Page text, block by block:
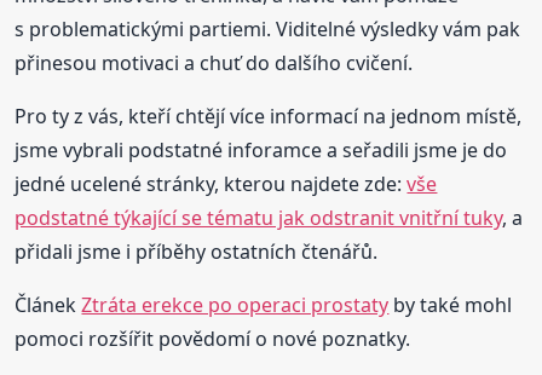
s problematickými partiemi. Viditelné výsledky vám pak
přinesou motivaci a chuť do dalšího cvičení.
Pro ty z vás, kteří chtějí více informací na jednom místě,
jsme vybrali podstatné inforamce a seřadili jsme je do
jedné ucelené stránky, kterou najdete zde:vše
podstatné týkající se tématu jak odstranit vnitřní tuky, a
přidali jsme i příběhy ostatních čtenářů.
ČlánekZtráta erekce po operaci prostaty by také mohl
pomoci rozšířit povědomí o nové poznatky.